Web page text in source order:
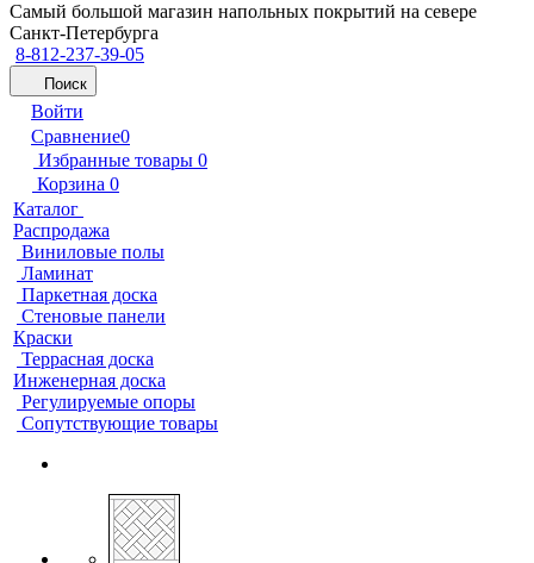
Самый большой магазин напольных покрытий на севере
Санкт-Петербурга
8-812-237-39-05
Поиск
Войти
Сравнение0
Избранные товары 0
Корзина 0
Каталог
Распродажа
Виниловые полы
Ламинат
Паркетная доска
Стеновые панели
Краски
Террасная доска
Инженерная доска
Регулируемые опоры
Сопутствующие товары